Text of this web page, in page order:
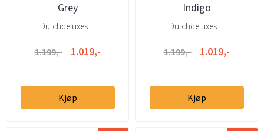
Grey
Dutchdeluxes ...
1.199,- 1.019,-
Kjøp
Indigo
Dutchdeluxes ...
1.199,- 1.019,-
Kjøp